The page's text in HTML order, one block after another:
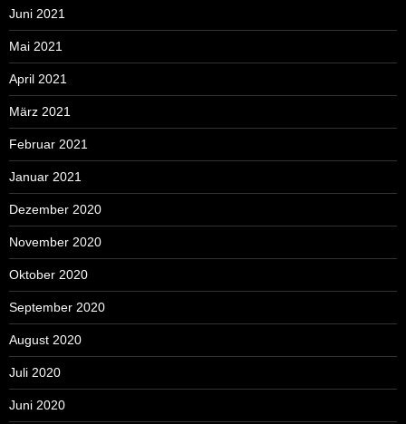
Juni 2021
Mai 2021
April 2021
März 2021
Februar 2021
Januar 2021
Dezember 2020
November 2020
Oktober 2020
September 2020
August 2020
Juli 2020
Juni 2020